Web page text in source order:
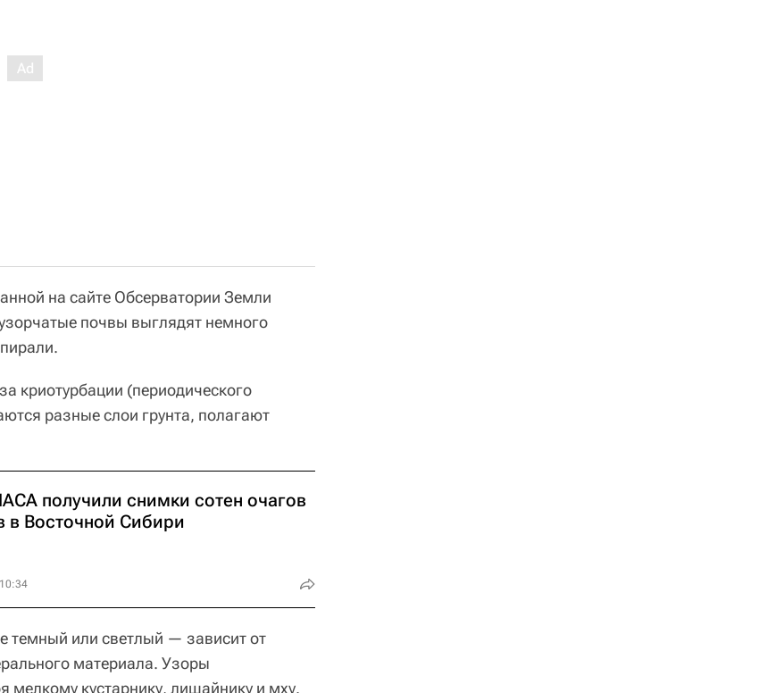
на сайте Обсерватории Земли
почвы выглядят немного
криотурбации (периодического
разные слои грунта, полагают
получили снимки сотен очагов
в Восточной Сибири
темный или светлый — зависит от
материала. Узоры
мелкому кустарнику, лишайнику и мху.